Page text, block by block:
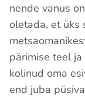
nende vanus
oletada, et üks
pärimise teel
kolinud oma
end juba